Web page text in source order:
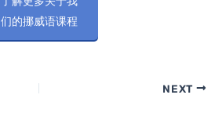
们的挪威语课程
NEXT